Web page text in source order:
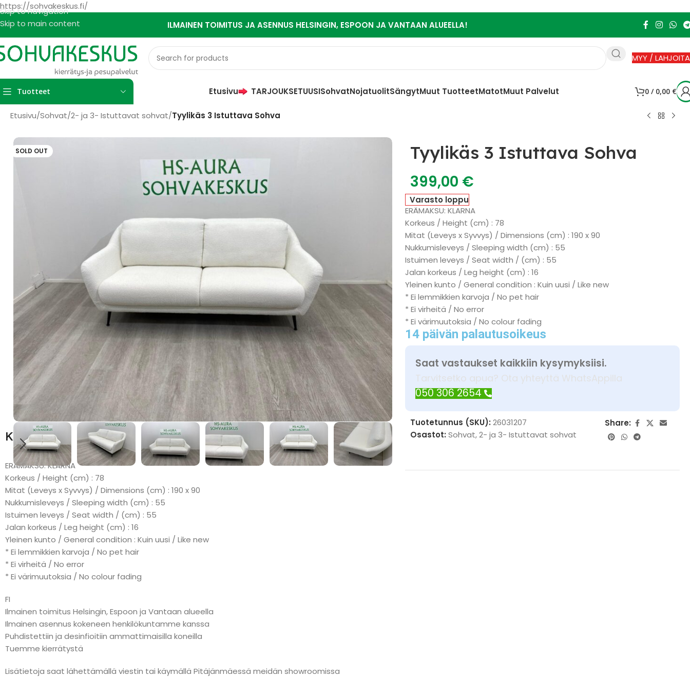
https://sohvakeskus.fi/
Skip to navigation
Skip to main content
ILMAINEN TOIMITUS JA ASENNUS HELSINGIN, ESPOON JA VANTAAN ALUEELLA!
MYY / LAHJOITA
Tuotteet Etusivu TARJOUKSETUUSISohvatNojatuolitSängytMuut TuotteetMatotMuut Palvelut 0 / 0,00 €
Etusivu/Sohvat/2- ja 3- Istuttavat sohvat/Tyylikäs 3 Istuttava Sohva
SOLD OUT Tyylikäs 3 Istuttava Sohva
399,00 €
Varasto loppu
ERÄMAKSU: KLARNA
Korkeus / Height (cm) : 78
Mitat (Leveys x Syvvys) / Dimensions (cm) : 190 x 90
Nukkumisleveys / Sleeping width (cm) : 55
Istuimen leveys / Seat width / (cm) : 55
Jalan korkeus / Leg height (cm) : 16
Yleinen kunto / General condition : Kuin uusi / Like new
* Ei lemmikkien karvoja / No pet hair
* Ei virheitä / No error
* Ei värimuutoksia / No colour fading
14 päivän palautusoikeus
Saat vastaukset kaikkiin kysymyksiisi.
Tarvitsetko apua? Ota yhteyttä WhatsAppilla
050 306 2654
Tuotetunnus (SKU):26031207
Osastot: Sohvat,2- ja 3- Istuttavat sohvat
Share:
Kuvaus
ERÄMAKSU: KLARNA
Korkeus / Height (cm) : 78
Mitat (Leveys x Syvvys) / Dimensions (cm) : 190 x 90
Nukkumisleveys / Sleeping width (cm) : 55
Istuimen leveys / Seat width / (cm) : 55
Jalan korkeus / Leg height (cm) : 16
Yleinen kunto / General condition : Kuin uusi / Like new
* Ei lemmikkien karvoja / No pet hair
* Ei virheitä / No error
* Ei värimuutoksia / No colour fading
FI
Ilmainen toimitus Helsingin, Espoon ja Vantaan alueella
Ilmainen asennus kokeneen henkilökuntamme kanssa
Puhdistettiin ja desinfioitiin ammattimaisilla koneilla
Tuemme kierrätystä
Lisätietoja saat lähettämällä viestin tai käymällä Pitäjänmäessä meidän showroomissa